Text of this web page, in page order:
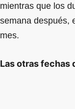
mientras que los
semana después,
mes.
Las otras fechas